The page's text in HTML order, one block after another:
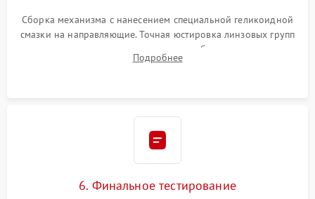
Сборка механизма с нанесением специальной геликоидной
смазки на направляющие. Точная юстировка линзовых групп
программным или механическим способом для устранения
бэк
Подробнее
6. Финальное тестирование